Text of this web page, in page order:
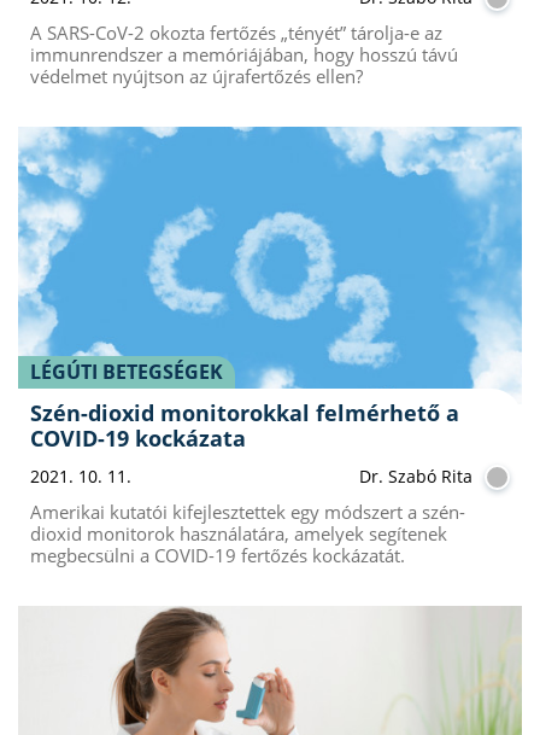
A SARS-CoV-2 okozta fertőzés „tényét” tárolja-e az
immunrendszer a memóriájában, hogy hosszú távú
védelmet nyújtson az újrafertőzés ellen?
LÉGÚTI BETEGSÉGEK
Szén-dioxid monitorokkal felmérhető a
COVID-19 kockázata
2021. 10. 11. Dr. Szabó Rita
Amerikai kutatói kifejlesztettek egy módszert a szén-
dioxid monitorok használatára, amelyek segítenek
megbecsülni a COVID-19 fertőzés kockázatát.